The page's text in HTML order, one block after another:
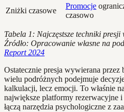
Zniżki czasowe
Promocje
czasowo
Tabela 1: Najczęstsze techniki presji
Źródło: Opracowanie własne na
Report 2024
Ostatecznie presja wywierana przez
wielu podróżnych podejmuje
kalkulacji, lecz emocji. To właśnie
największe platformy rezerwacyjne i
łączą narzędzia psychologiczne z